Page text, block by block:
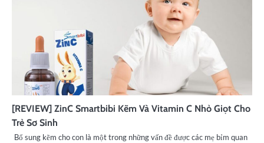
[REVIEW] ZinC Smartbibi Kẽm Và Vitamin C Nhỏ Giọt Cho
Trẻ Sơ Sinh
Bổ sung kẽm cho con là một trong những vấn đề được các mẹ bỉm quan